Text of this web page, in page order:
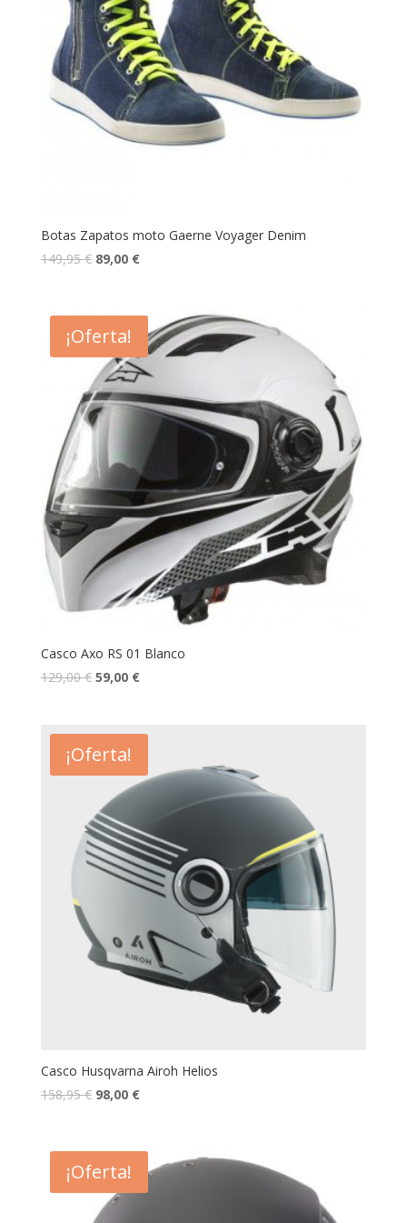
Botas Zapatos moto Gaerne Voyager Denim
149,95€ 89,00 €
¡Oferta!
Casco Axo RS 01 Blanco
129,00€ 59,00 €
¡Oferta!
Casco Husqvarna Airoh Helios
158,95€ 98,00 €
¡Oferta!